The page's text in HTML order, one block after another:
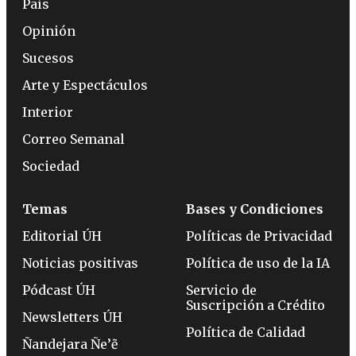
País
Opinión
Sucesos
Arte y Espectáculos
Interior
Correo Semanal
Sociedad
Temas
Editorial ÚH
Noticias positivas
Pódcast ÚH
Newsletters ÚH
Ñandejara Ñe’ẽ
Bases y Condiciones
Políticas de Privacidad
Política de uso de la IA
Servicio de
Suscripción a Crédito
Política de Calidad